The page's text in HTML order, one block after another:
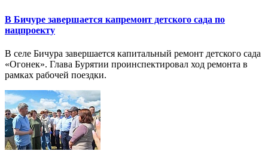
В Бичуре завершается капремонт детского сада по
нацпроекту
В селе Бичура завершается капитальный ремонт детского сада
«Огонек». Глава Бурятии проинспектировал ход ремонта в
рамках рабочей поездки.